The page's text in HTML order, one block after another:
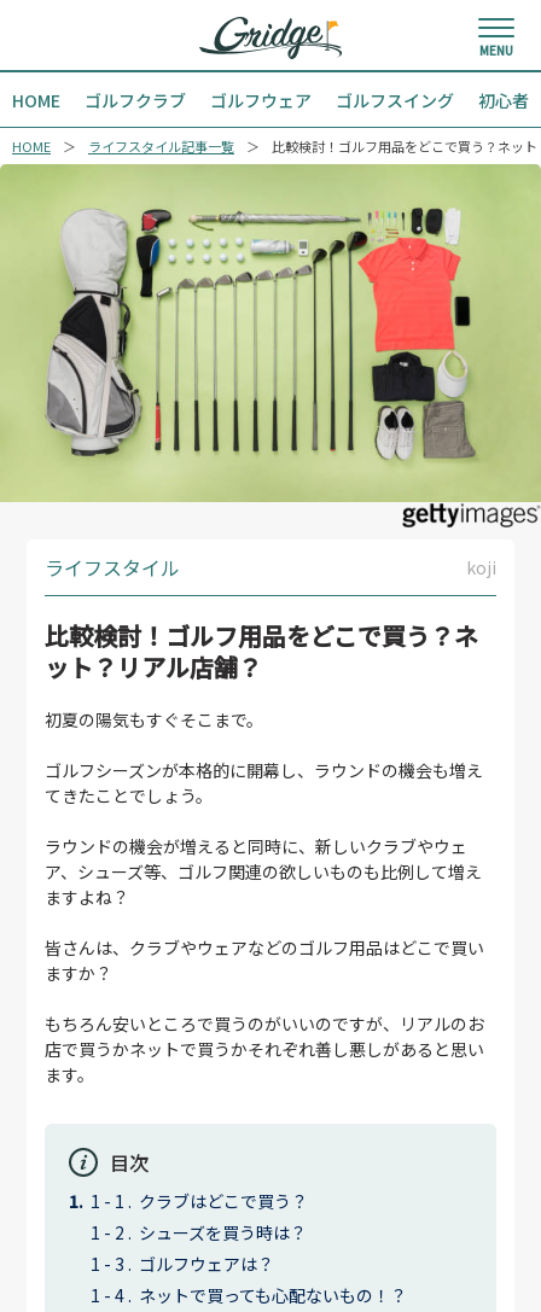
HOME ゴルフクラブ ゴルフウェア ゴルフスイング 初心者
HOME ライフスタイル記事一覧 比較検討！ゴルフ用品をどこで買う？ネッ
ライフスタイル koji
比較検討！ゴルフ用品をどこで買う？ネ
ット？リアル店舗？
初夏の陽気もすぐそこまで。
ゴルフシーズンが本格的に開幕し、ラウンドの機会も増え
てきたことでしょう。
ラウンドの機会が増えると同時に、新しいクラブやウェ
ア、シューズ等、ゴルフ関連の欲しいものも比例して増え
ますよね？
皆さんは、クラブやウェアなどのゴルフ用品はどこで買い
ますか？
もちろん安いところで買うのがいいのですが、リアルのお
店で買うかネットで買うかそれぞれ善し悪しがあると思い
ます。
目次
クラブはどこで買う？
シューズを買う時は？
ゴルフウェアは？
ネットで買っても心配ないもの！？